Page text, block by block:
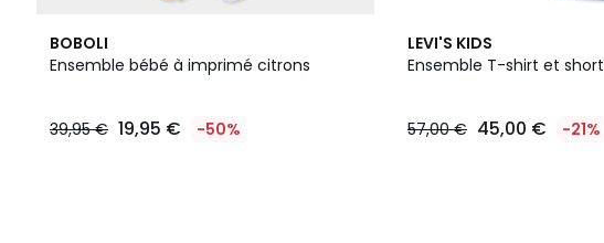
BOBOLI
Ensemble bébé à imprimé citrons
39,95 € 19,95 € -50%
LEVI'S KIDS
Ensemble T-shirt et short
57,00 € 45,00 € -21%